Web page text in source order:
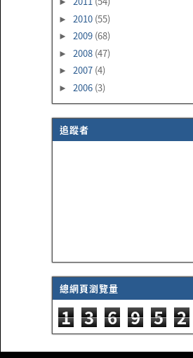
► 2010 (55)
► 2009 (68)
► 2008 (47)
► 2007 (4)
► 2006 (3)
追蹤者
總網頁瀏覽量
1 3 6 9 5 2